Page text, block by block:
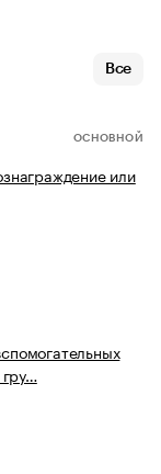
Все
ОСНОВНОЙ
или